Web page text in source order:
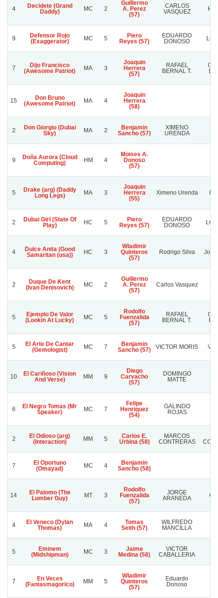
4
Decidete (Grand
Daddy)
MC 2
Guillermo
A. Perez
(57)
CARLOS
VASQUEZ
9
Defensor Rojo
(Exaggerator)
MC 5
Piero
Reyes (57)
EDUARDO
DONOSO
7
Dijo Francisco
(Awesome Patriot)
MA 3
Joaquin
Herrera
(57)
RAFAEL
BERNAL T.
15
Don Bruno
(Awesome Patriot)
MA 4
Joaquin
Herrera
(58)
2
Don Giorgio (Dubai
Sky)
MA 2
Benjamin
Sancho (57)
XIMENO
URENDA
9
Doña Aurora (Cloud
Computing)
HM 4
Moises A.
Donoso
(57)
5
Drake (arg) (Daddy
Long Legs)
MA 3
Joaquin
Herrera
(55)
Ximeno Urenda
2
Dubai Girl (State Of
Play)
HC 5
Piero
Reyes (57)
EDUARDO
DONOSO
4
Dulce Anita (Good
Samaritan (usa))
HC 3
Wladimir
Quinteros
(57)
Rodrigo Silva
2
Duque De Kent
(Ivan Denisovich)
MC 2
Guillermo
A. Perez
(57)
Carlos Vasquez
5
Ejemplo De Valor
(Lookin At Lucky)
MC 5
Rodolfo
Fuenzalida
(57)
RAFAEL
BERNAL T.
5
El Arte De Cantar
(Gemologist)
MC 7
Benjamin
Sancho (57)
VICTOR MORIS
10
El Cariñoso (Vision
And Verse)
MM 9
Diego
Carvacho
(57)
DOMINGO
MATTE
6
El Negro Tomas (Mr
Speaker)
MC 7
Felipe
Henriquez
(54)
GALINDO
ROJAS
2
El Odioso (arg)
(Interaction)
MM 5
Carlos E.
Urbina (58)
MARCOS
CONTRERAS
7
El Oportuno
(Omayad)
MC 4
Benjamin
Sancho (58)
14
El Palomo (The
Lumber Guy)
MT 3
Rodolfo
Fuenzalida
(57)
JORGE
ARANEDA
4
El Veneco (Dylan
Thomas)
MA 4
Tomas
Seith (57)
WILFREDO
MANCILLA
5
Eminem
(Midshipman)
MC 3
Jaime
Medina (58)
VICTOR
CABALLERIA
7
En Veces
(Fantasmagorico)
MM 5
Wladimir
Quinteros
(57)
Eduardo
Donoso